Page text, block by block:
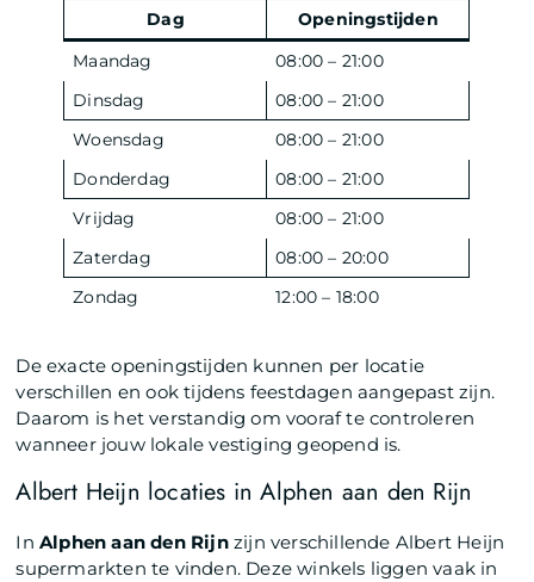
Dag Openingstijden
Maandag 08:00 – 21:00
Dinsdag 08:00 – 21:00
Woensdag 08:00 – 21:00
Donderdag 08:00 – 21:00
Vrijdag 08:00 – 21:00
Zaterdag 08:00 – 20:00
Zondag 12:00 – 18:00
De exacte openingstijden kunnen per locatie
verschillen en ook tijdens feestdagen aangepast zijn.
Daarom is het verstandig om vooraf te controleren
wanneer jouw lokale vestiging geopend is.
Albert Heijn locaties in Alphen aan den Rijn
InAlphen aan den Rijnzijn verschillende Albert Heijn
supermarkten te vinden. Deze winkels liggen vaak in